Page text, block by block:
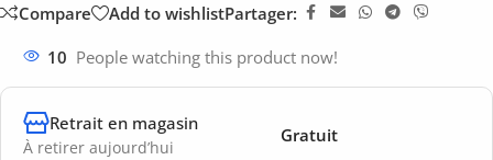
Compare Add to wishlistPartager:
10 People watching this product now!
Retrait en magasin
À retirer aujourd’hui
Gratuit